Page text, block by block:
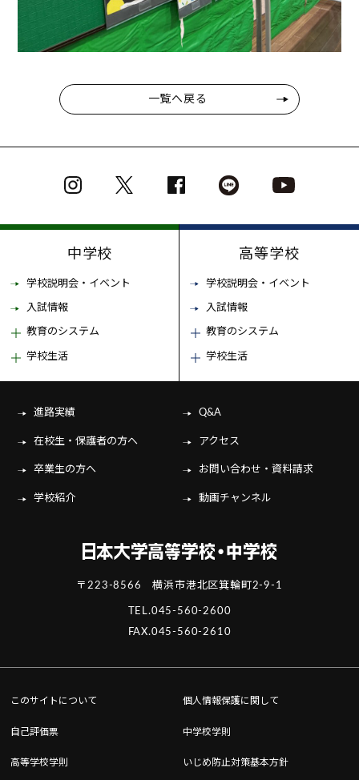
一覧へ戻る
中学校
学校説明会・イベント
入試情報
教育のシステム
学校生活
高等学校
学校説明会・イベント
入試情報
教育のシステム
学校生活
進路実績
在校生・保護者の方へ
卒業生の方へ
学校紹介
Q&A
アクセス
お問い合わせ・資料請求
動画チャンネル
〒223-8566 横浜市港北区箕輪町2-9-1
TEL.045-560-2600
FAX.045-560-2610
このサイトについて 個人情報保護に関して
自己評価票 中学校学則
高等学校学則 いじめ防止対策基本方針